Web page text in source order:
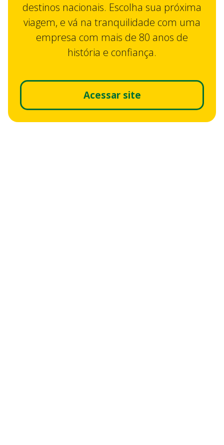
destinos nacionais. Escolha sua próxima
viagem, e vá na tranquilidade com uma
empresa com mais de 80 anos de
história e confiança.
Acessar site